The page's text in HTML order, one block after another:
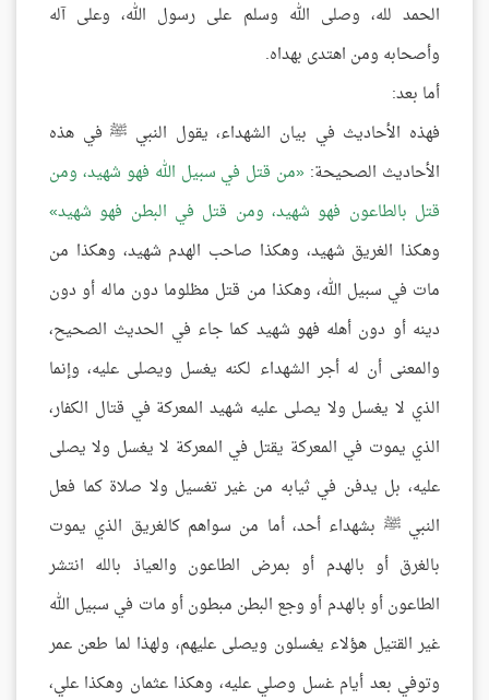
الحمد لله، وصلى الله وسلم على رسول الله، وعلى آله
وأصحابه ومن اهتدى بهداه.
أما بعد:
فهذه الأحاديث في بيان الشهداء، يقول النبي ﷺ في هذه
الأحاديث الصحيحة: من قتل في سبيل الله فهو شهيد، ومن
قتل بالطاعون فهو شهيد، ومن قتل في البطن فهو شهيد
وهكذا الغريق شهيد، وهكذا صاحب الهدم شهيد، وهكذا من
مات في سبيل الله، وهكذا من قتل مظلوما دون ماله أو دون
دينه أو دون أهله فهو شهيد كما جاء في الحديث الصحيح،
والمعنى أن له أجر الشهداء لكنه يغسل ويصلى عليه، وإنما
الذي لا يغسل ولا يصلى عليه شهيد المعركة في قتال الكفار،
الذي يموت في المعركة يقتل في المعركة لا يغسل ولا يصلى
عليه، بل يدفن في ثيابه من غير تغسيل ولا صلاة كما فعل
النبي ﷺ بشهداء أحد، أما من سواهم كالغريق الذي يموت
بالغرق أو بالهدم أو بمرض الطاعون والعياذ بالله انتشر
الطاعون أو بالهدم أو وجع البطن مبطون أو مات في سبيل الله
غير القتيل هؤلاء يغسلون ويصلى عليهم، ولهذا لما طعن عمر
وتوفي بعد أيام غسل وصلي عليه، وهكذا عثمان وهكذا علي،